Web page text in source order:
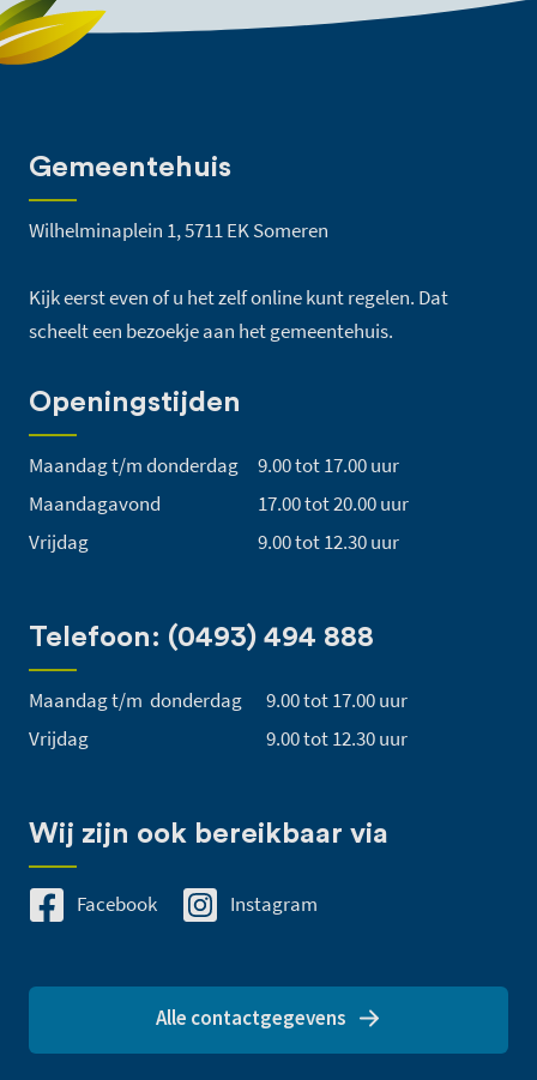
Gemeentehuis
Wilhelminaplein 1, 5711 EK Someren
Kijk eerst even of u het zelf online kunt regelen. Dat
scheelt een bezoekje aan het gemeentehuis.
Openingstijden
Maandag t/m donderdag
9.00 tot 17.00 uur
Maandagavond
17.00 tot 20.00 uur
Vrijdag
9.00 tot 12.30 uur
Telefoon: (0493) 494 888
Maandag t/m donderdag
9.00 tot 17.00 uur
Vrijdag
9.00 tot 12.30 uur
Wij zijn ook bereikbaar via
Facebook Instagram
Alle contactgegevens